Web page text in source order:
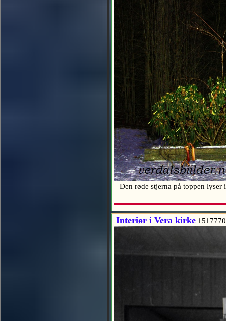
Den røde stjerna på toppen
Interiør i Vera kirke